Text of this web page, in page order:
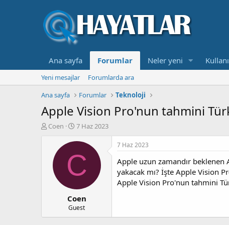
Ana sayfa Forumlar Neler yeni
Yeni mesajlar
Forumlarda ara
Ana sayfa
Forumlar Teknoloji
Apple Vision Pro'nun tahmini
K
l
Coen
B
ş
l
ı
ç
t
a
7 Haz 2023
C
Coen
Guest
7 Haz 2023
Apple uzun zamandır beklenen
yakacak mı? İşte Apple Vision
Apple Vision Pro'nun tahmini